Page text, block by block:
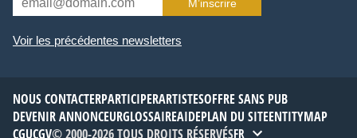
M’inscrire
Voir les précédentes newsletters
NOUS CONTACTERPARTICIPERARTISTESOFFRE SANS PUB
DEVENIR ANNONCEURGLOSSAIREAIDEPLAN DU SITEENTITYMAP
CGUCGV© 2000-2026 TOUS DROITS RÉSERVÉSFR